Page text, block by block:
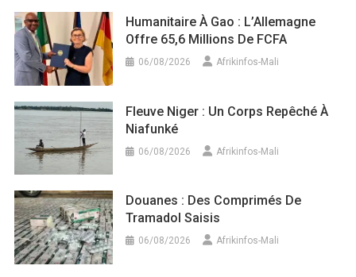
Humanitaire À Gao : L’Allemagne
Offre 65,6 Millions De FCFA
06/08/2026 Afrikinfos-Mali
Fleuve Niger : Un Corps Repêché À
Niafunké
06/08/2026 Afrikinfos-Mali
Douanes : Des Comprimés De
Tramadol Saisis
06/08/2026 Afrikinfos-Mali